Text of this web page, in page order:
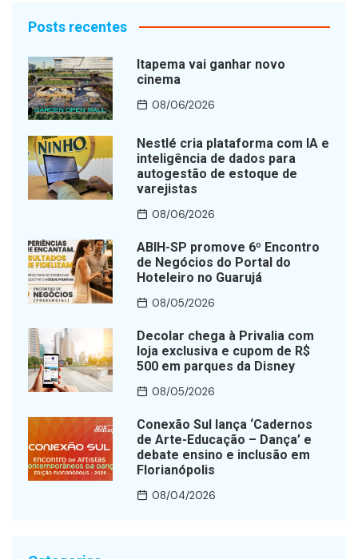
Posts recentes
Itapema vai ganhar novo
cinema
08/06/2026
Nestlé cria plataforma com IA e
inteligência de dados para
autogestão de estoque de
varejistas
08/06/2026
ABIH-SP promove 6º Encontro
de Negócios do Portal do
Hoteleiro no Guarujá
08/05/2026
Decolar chega à Privalia com
loja exclusiva e cupom de R$
500 em parques da Disney
08/05/2026
Conexão Sul lança ‘Cadernos
de Arte-Educação – Dança’ e
debate ensino e inclusão em
Florianópolis
08/04/2026